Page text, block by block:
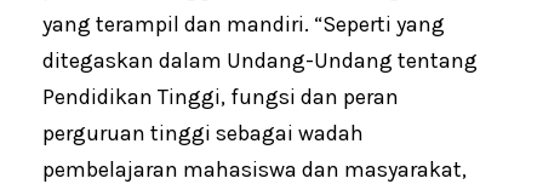
yang terampil dan mandiri. “Seperti yang
ditegaskan dalam Undang-Undang tentang
Pendidikan Tinggi, fungsi dan peran
perguruan tinggi sebagai wadah
pembelajaran mahasiswa dan masyarakat,